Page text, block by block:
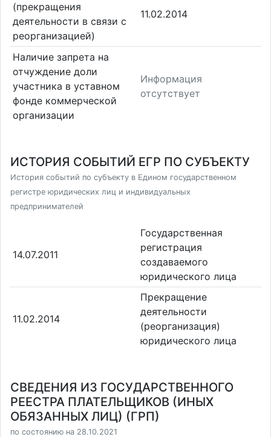
(прекращения
деятельности в связи с
реорганизацией)
11.02.2014
Наличие запрета на
отчуждение доли
участника в уставном
фонде коммерческой
организации
Информация
отсутствует
ИСТОРИЯ СОБЫТИЙ ЕГР ПО СУБЪЕКТУ
История событий по субъекту в Едином государственном
регистре юридических лиц и индивидуальных
предпринимателей
14.07.2011
Государственная
регистрация
создаваемого
юридического лица
11.02.2014
Прекращение
деятельности
(реорганизация)
юридического лица
СВЕДЕНИЯ ИЗ ГОСУДАРСТВЕННОГО
РЕЕСТРА ПЛАТЕЛЬЩИКОВ (ИНЫХ
ОБЯЗАННЫХ ЛИЦ) (ГРП)
по состоянию на 28.10.2021